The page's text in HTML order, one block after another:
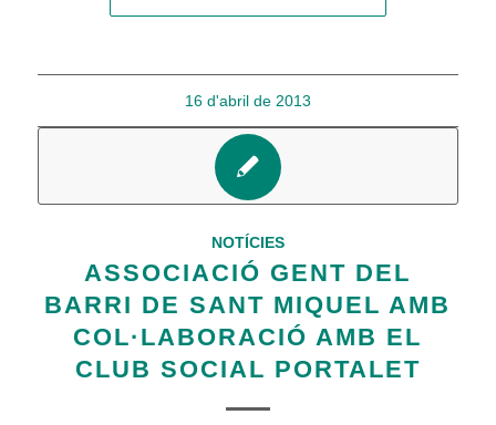
16 d'abril de 2013
NOTÍCIES
ASSOCIACIÓ GENT DEL
BARRI DE SANT MIQUEL AMB
COL·LABORACIÓ AMB EL
CLUB SOCIAL PORTALET